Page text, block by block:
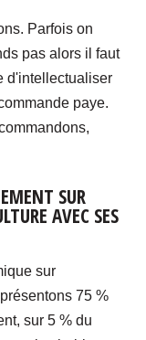
Parfois on
pas alors il faut
d'intellectualiser
paye.
SUR
AVEC SES
sur
75 %
sur 5 % du